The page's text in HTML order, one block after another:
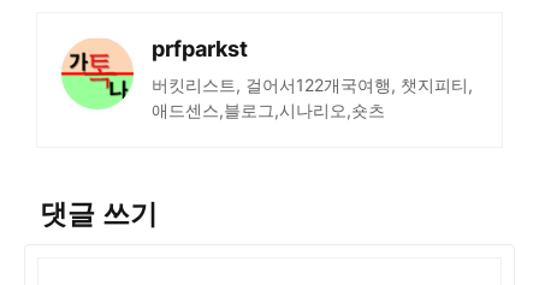
prfparkst
버킷리스트, 걸어서122개국여행, 챗지피티,
애드센스,블로그,시나리오,숏츠
댓글 쓰기